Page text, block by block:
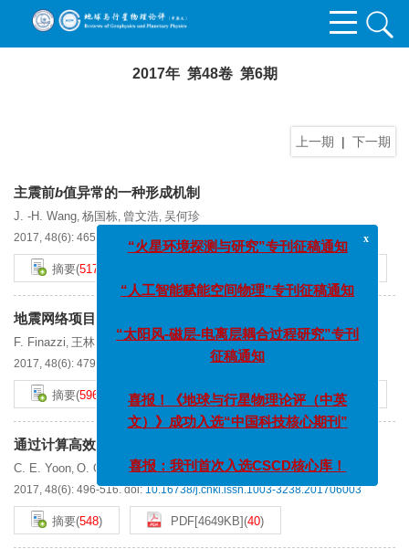
2017年 第48卷 第6期
上一期 | 下一期
主震前b值异常的一种形成机制
J. -H. Wang, 杨国栋, 曾文浩, 吴何珍
2017, 48(6): 465-478. doi: 10.16738/j.cnki.issn.1003-3238.201706001
摘要(517
地震网络项目:基于大众智能手机的地震预警系统
F. Finazzi, 王林 张红才,复校
2017, 48(6): 479-495. 10.16738/j.cnki.issn.1003-3238.201706002
摘要(596 PDF[3812KB](23) 施引文献
通过计算高效的相似性搜索进行地震检测
C. E. Yoon, O. O'Reilly,K. J. Bergen,G. C. Beroza,李万金,朱玉萍
2017, 48(6): 496-516. doi:10.16738/j.cnki.issn.1003-3238.201706003
摘要(548) PDF[4649KB](40)
“火星环境探测与研究”专刊征稿通知
“人工智能赋能空间物理”专刊征稿通知
“太阳风-磁层-电离层耦合过程研究”专刊
征稿通知
喜报！《地球与行星物理论评（中英
文）》成功入选“中国科技核心期刊”
喜报：我刊首次入选CSCD核心库！